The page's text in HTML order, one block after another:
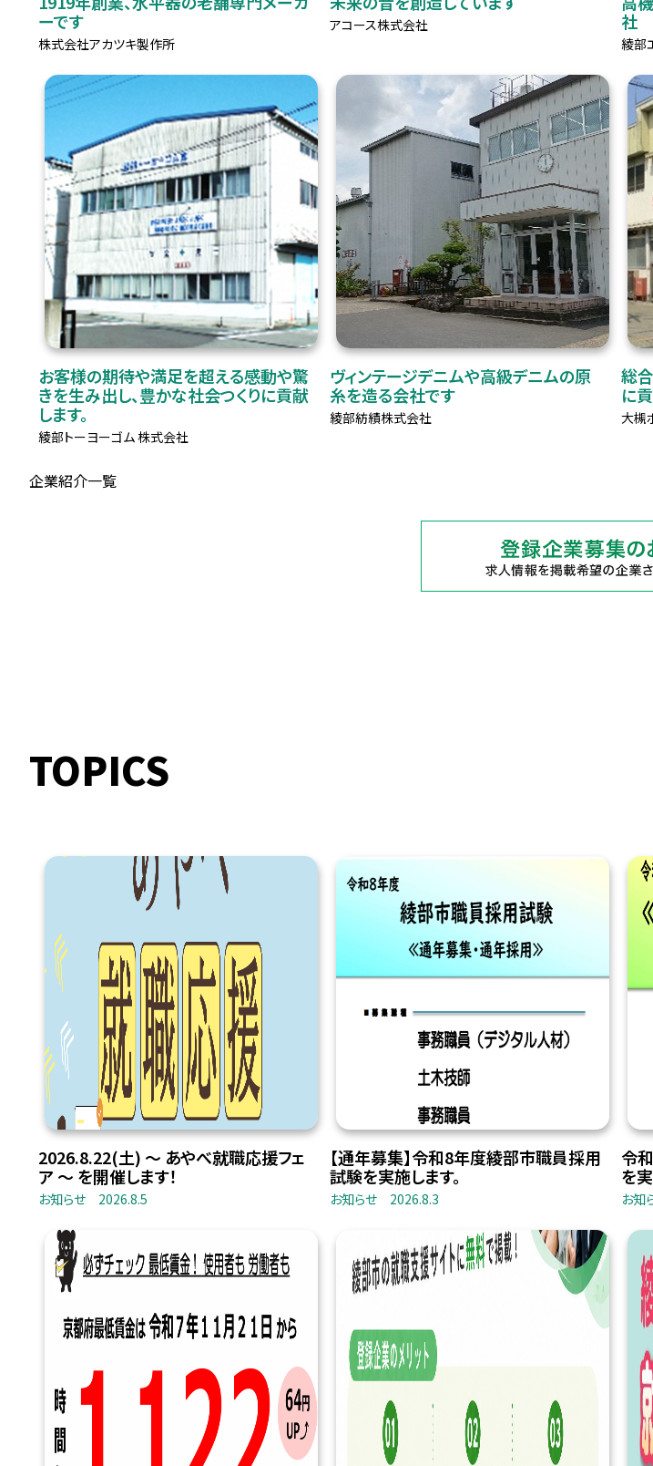
ーです
株式会社アカツキ製作所
アコース株式会社
社
綾部
お客様の期待や満足を超える感動や驚
きを生み出し、豊かな社会つくりに貢献
します。
綾部トーヨーゴム 株式会社
ヴィンテージデニムや高級デニムの原
糸を造る会社です
綾部紡績株式会社
総
に
大槻
企業紹介一覧
TOPICS
2026.8.22(土) 〜 あやべ就職応援フェ
ア 〜 を開催します！
お知らせ 2026.8.5
【通年募集】令和8年度綾部市職員採用
試験を実施します。
お知らせ 2026.8.3
令
を
お知